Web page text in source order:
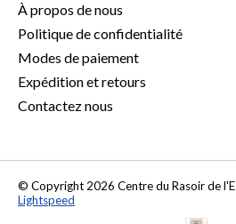
À propos de nous
Politique de confidentialité
Modes de paiement
Expédition et retours
Contactez nous
© Copyright 2026 Centre du Rasoir de
Lightspeed